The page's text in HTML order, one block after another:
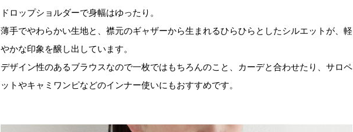
ドロップショルダーで身幅はゆったり。
薄手でやわらかい生地と、襟元のギャザーから生まれるひらひらとしたシルエットが、軽
やかな印象を醸し出しています。
デザイン性のあるブラウスなので一枚ではもちろんのこと、カーデと合わせたり、サロペ
ットやキャミワンピなどのインナー使いにもおすすめです。